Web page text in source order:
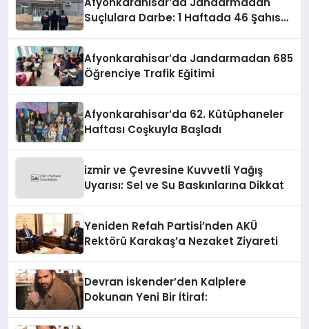
Suçlulara Darbe: 1 Haftada 46 Şahıs
Afyonkarahisar’da Jandarmadan 685
Öğrenciye Trafik Eğitimi
Afyonkarahisar’da 62. Kütüphaneler
Haftası Coşkuyla Başladı
izmir ve Çevresine Kuvvetli Yağış
Uyarısı: Sel ve Su Baskınlarına Dikkat
Yeniden Refah Partisi’nden AKÜ
Rektörü Karakaş’a Nezaket Ziyareti
Devran İskender’den Kalplere
Dokunan Yeni Bir İtiraf: